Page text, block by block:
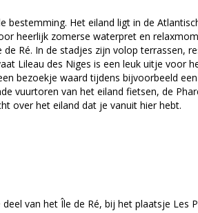
bestemming. Het eiland ligt in de
heerlijk zomerse waterpret en
Ré. In de stadjes zijn volop terrassen,
Lileau des Niges is een leuk uitje voor
bezoekje waard tijdens bijvoorbeeld
vuurtoren van het eiland fietsen, de
over het eiland dat je vanuit hier hebt.
van het Île de Ré, bij het plaatsje Les